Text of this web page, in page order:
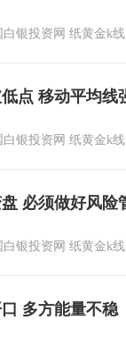
白银投资网 纸黄金k线
点 移动平均线
白银投资网 纸黄金k线
必须做好风险
白银投资网 纸黄金k线
多方能量不稳